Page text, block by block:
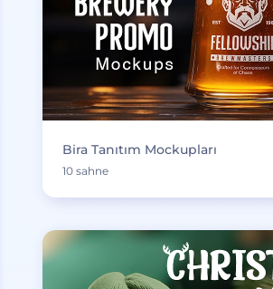
Bira Tanıtım Mockupları
10 sahne